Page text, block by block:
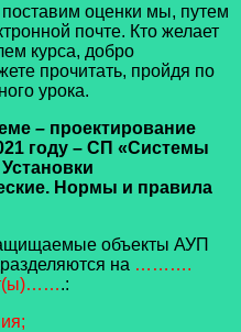
оценки мы, путем
почте. Кто желает
курса, добро
прочитать, пройдя по
урока.
– проектирование
году – СП «Системы
Нормы и правила
объекты АУП
на ……….
.: